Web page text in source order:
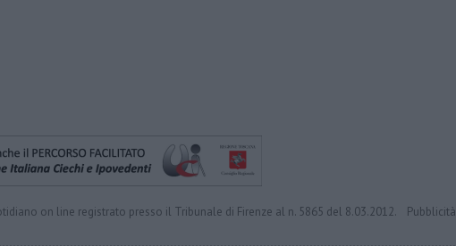
on line registrato presso il Tribunale di Firenze al n. 5865 del 8.03.2012. Pubblicità